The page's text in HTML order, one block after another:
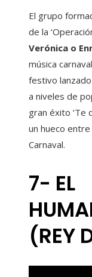
El grupo
de la
Verónica o
música
festivo
a niveles de
gran éxito ‘Te
un hueco
Carnaval.
7- EL
(REY